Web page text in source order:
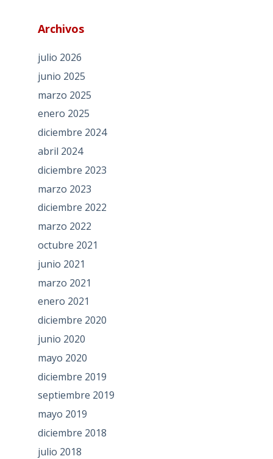
Archivos
julio 2026
junio 2025
marzo 2025
enero 2025
diciembre 2024
abril 2024
diciembre 2023
marzo 2023
diciembre 2022
marzo 2022
octubre 2021
junio 2021
marzo 2021
enero 2021
diciembre 2020
junio 2020
mayo 2020
diciembre 2019
septiembre 2019
mayo 2019
diciembre 2018
julio 2018